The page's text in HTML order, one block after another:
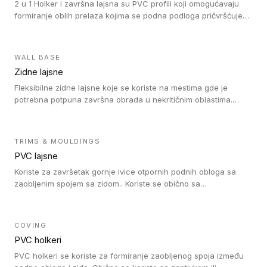
2 u 1 Holker i završna lajsna su PVC profili koji omogućavaju
formiranje oblih prelaza kojima se podna podloga pričvršćuje
WALL BASE
Zidne lajsne
Fleksibilne zidne lajsne koje se koriste na mestima gde je
potrebna potpuna završna obrada u nekritičnim oblastima.
TRIMS & MOULDINGS
PVC lajsne
Koriste za završetak gornje ivice otpornih podnih obloga sa
zaobljenim spojem sa zidom.. Koriste se obično sa
rešenje).
COVING
PVC holkeri
PVC holkeri se koriste za formiranje zaobljenog spoja između